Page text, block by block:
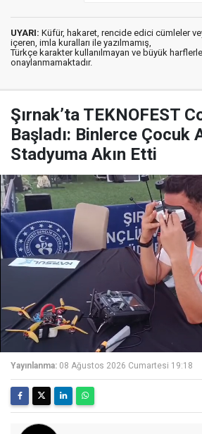
UYARI: Küfür, hakaret, rencide edici cümleler
içeren, imla kuralları ile yazılmamış,
Türkçe karakter kullanılmayan ve büyük
onaylanmamaktadır.
Şırnak’ta TEKNOFEST
Başladı: Binlerce Çocuk
Stadyuma Akın Etti
Yayınlanma: 08 Ağustos 2026 Cumartesi 19:18